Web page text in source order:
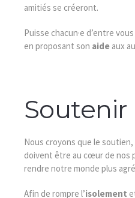
amitiés se créeront.
Puisse chacun·e d’entre
en proposant son aideaux
Soutenir
Nous croyons que le
doivent être au cœur de nos
rendre notre monde plus
Afin de rompre l’isolement